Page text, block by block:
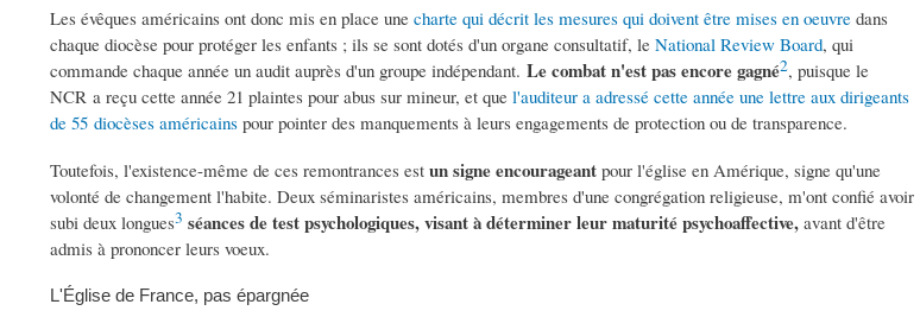
Les évêques américains ont donc mis en place une charte qui décrit les mesures qui doivent être mises en oeuvre dans
chaque diocèse pour protéger les enfants ; ils se sont dotés d'un organe consultatif, le National Review Board, qui
commande chaque année un audit auprès d'un groupe indépendant. Le combat n'est pas encore gagné2, puisque le
NCR a reçu cette année 21 plaintes pour abus sur mineur, et que l'auditeur a adressé cette année une lettre aux dirigeants
de 55 diocèses américains pour pointer des manquements à leurs engagements de protection ou de transparence.
Toutefois, l'existence-même de ces remontrances est un signe encourageant pour l'église en Amérique, signe qu'une
volonté de changement l'habite. Deux séminaristes américains, membres d'une congrégation religieuse, m'ont confié avoir
subi deux longues3 séances de test psychologiques, visant à déterminer leur maturité psychoaffective, avant d'être
admis à prononcer leurs voeux.
L'Église de France, pas épargnée